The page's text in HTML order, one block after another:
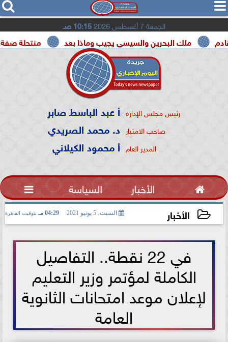
  
الجمعة 7 أغسطس 2026 10:15 صـ
منتحلة صفة صحفية البحرين والسيسي يجيب وماذا بعد
رئيس مجلس الإدارة أ عبد الباسط صابر
صاحب الامتياز د. محمد الصريدي
المدير العام أ محمود الكيلاني
 الأخبار السياسة 
الأخبار السبت، 5 يونيو 2021 04:29 مـ بتوقيت القاهرة
في 22 نقطة.. التفاصيل
الكاملة لمؤتمر وزير التعليم
لإعلان موعد امتحانات الثانوية
العامة